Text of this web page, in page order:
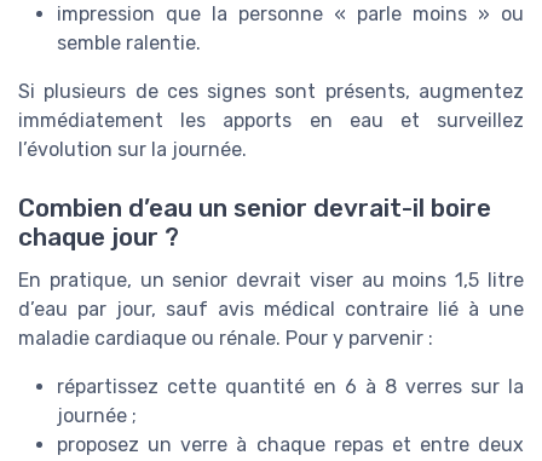
impression que la personne « parle moins » ou
semble ralentie.
Si plusieurs de ces signes sont présents, augmentez
immédiatement les apports en eau et surveillez
l’évolution sur la journée.
Combien d’eau un senior devrait-il boire
chaque jour ?
En pratique, un senior devrait viser au moins 1,5 litre
d’eau par jour, sauf avis médical contraire lié à une
maladie cardiaque ou rénale. Pour y parvenir :
répartissez cette quantité en 6 à 8 verres sur la
journée ;
proposez un verre à chaque repas et entre deux